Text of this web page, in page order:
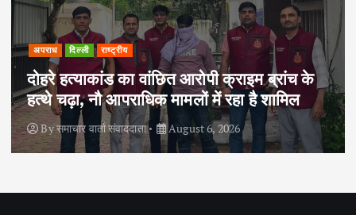
अपराध दिल्ली राष्ट्रीय
दोहरे हत्याकांड का वांछित आरोपी क्राइम ब्रांच के
हत्थे चढ़ा, नौ आपराधिक मामलों में रहा है शामिल
Byसमाचार वार्ता संवाददाता August 6, 2026